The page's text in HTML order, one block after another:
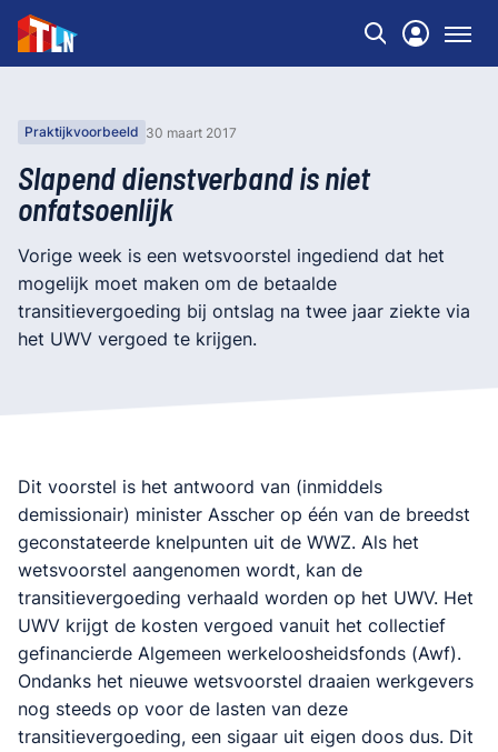
Praktijkvoorbeeld 30 maart 2017
Slapend dienstverband is niet
onfatsoenlijk
Vorige week is een wetsvoorstel ingediend dat het
mogelijk moet maken om de betaalde
transitievergoeding bij ontslag na twee jaar ziekte via
het UWV vergoed te krijgen.
​Dit voorstel is het antwoord van (inmiddels
demissionair) minister Asscher op één van de breedst
geconstateerde knelpunten uit de WWZ. Als het
wetsvoorstel aangenomen wordt, kan de
transitievergoeding verhaald worden op het UWV. Het
UWV krijgt de kosten vergoed vanuit het collectief
gefinancierde Algemeen werkeloosheidsfonds (Awf).
Ondanks het nieuwe wetsvoorstel draaien werkgevers
nog steeds op voor de lasten van deze
transitievergoeding, een sigaar uit eigen doos dus. Dit